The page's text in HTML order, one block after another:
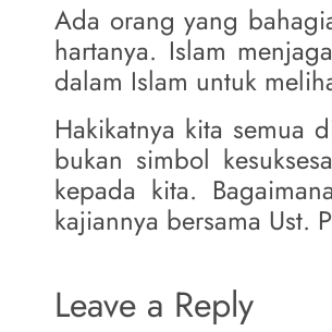
Ada orang yang
hartanya. Islam
dalam Islam untuk
Hakikatnya kita semua
bukan simbol
kepada kita.
kajiannya bersama Ust.
Leave a Reply